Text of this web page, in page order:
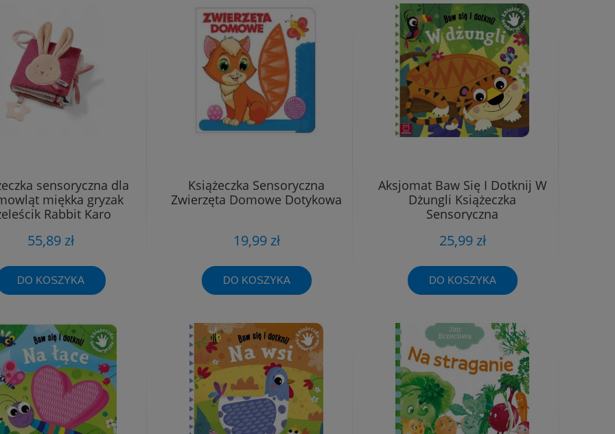
sensoryczna dla
miękka gryzak
Rabbit Karo
55,89 zł
DO KOSZYKA
Książeczka Sensoryczna
Zwierzęta Domowe Dotykowa
19,99 zł
DO KOSZYKA
Aksjomat Baw Się I Dotknij W
Dżungli Książeczka
Sensoryczna
25,99 zł
DO KOSZYKA